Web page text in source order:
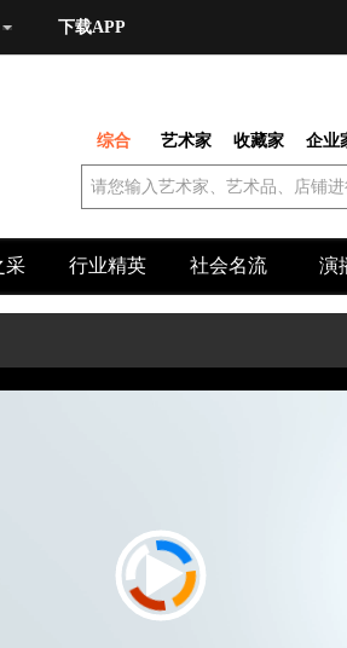
下载APP
综合 艺术家 收藏家 企业
采 行业精英 社会名流 演